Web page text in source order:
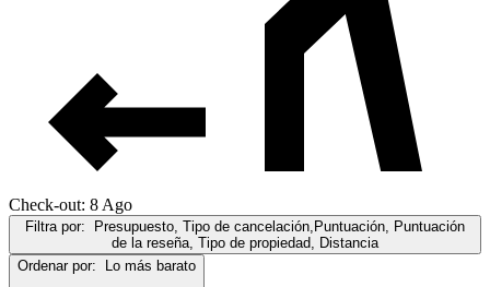
Check-out: 8 Ago
Filtra por:
Presupuesto, Tipo de cancelación,Puntuación, Puntuación
de la reseña, Tipo de propiedad, Distancia
Ordenar por:
Lo más barato